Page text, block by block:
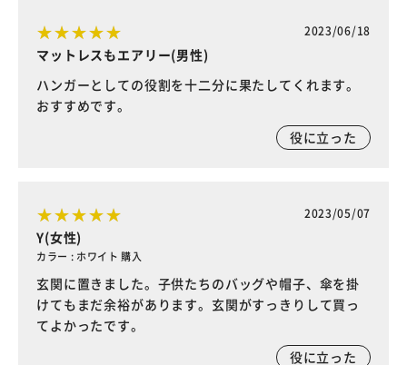
2023/06/18
マットレスもエアリー(男性)
ハンガーとしての役割を十二分に果たしてくれます。
おすすめです。
役に立った
2023/05/07
Y(女性)
カラー : ホワイト 購入
玄関に置きました。子供たちのバッグや帽子、傘を掛
けてもまだ余裕があります。玄関がすっきりして買っ
てよかったです。
役に立った